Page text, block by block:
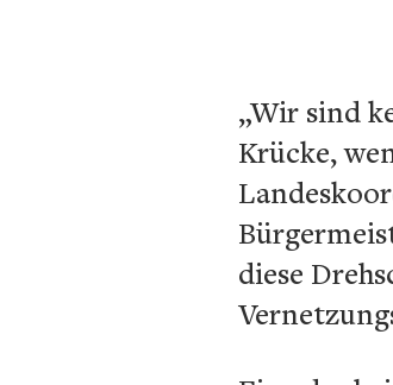
„Wir sind
Krücke,
diese